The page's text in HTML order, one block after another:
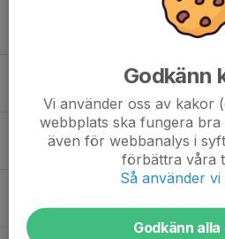
Träningsmatch i vårsolen
Träningen är igång
Julavslutning och lov
7 dec 2025 0
Godkänn
Vi använder oss av kakor
webbplats ska fungera bra
även för webbanalys i
förbättra våra
Så använder vi
Godkänn alla